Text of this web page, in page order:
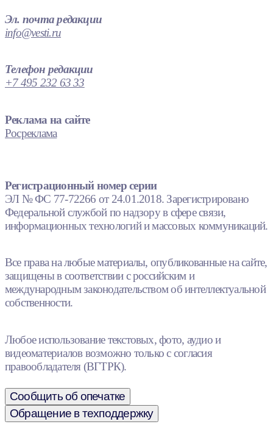
Эл. почта редакции
info@vesti.ru
Телефон редакции
+7 495 232 63 33
Реклама на сайте
Росреклама
Регистрационный номер серии
ЭЛ № ФС 77-72266 от 24.01.2018. Зарегистрировано
Федеральной службой по надзору в сфере связи,
информационных технологий и массовых коммуникаций.
Все права на любые материалы, опубликованные на сайте,
защищены в соответствии с российским и
международным законодательством об интеллектуальной
собственности.
Любое использование текстовых, фото, аудио и
видеоматериалов возможно только с согласия
правообладателя (ВГТРК).
Сообщить об опечатке
Обращение в техподдержку